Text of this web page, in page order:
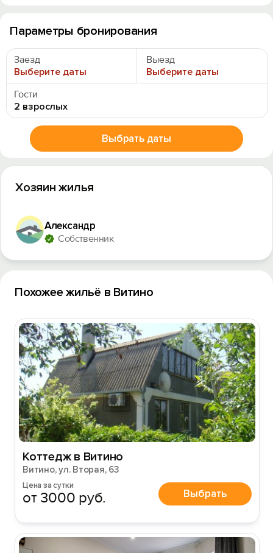
Параметры бронирования
Заезд
Выберите даты
Выезд
Выберите даты
Гости
2 взрослых
Выбрать даты
Хозяин жилья
Александр
Собственник
Похожее жильё в Витино
Коттедж в Витино
Витино, ул. Вторая, 63
Цена за сутки
от 3000 руб. Выбрать